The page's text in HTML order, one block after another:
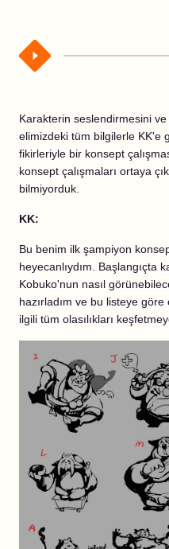
Karakterin seslendirmesini
elimizdeki tüm bilgilerle KK'e
fikirleriyle bir konsept
konsept çalışmaları ortaya
bilmiyorduk.
KK:
Bu benim ilk şampiyon
heyecanlıydım. Başlangıçta
Kobuko'nun nasıl
hazırladım ve bu listeye
ilgili tüm olasılıkları